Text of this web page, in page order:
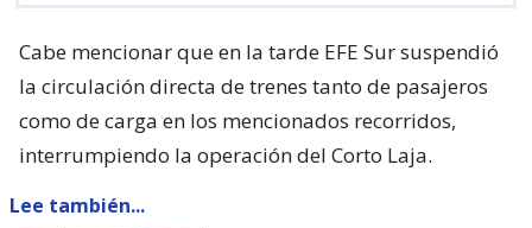
Cabe mencionar que en la tarde EFE Sur suspendió
la circulación directa de trenes tanto de pasajeros
como de carga en los mencionados recorridos,
interrumpiendo la operación del Corto Laja.
Lee también...